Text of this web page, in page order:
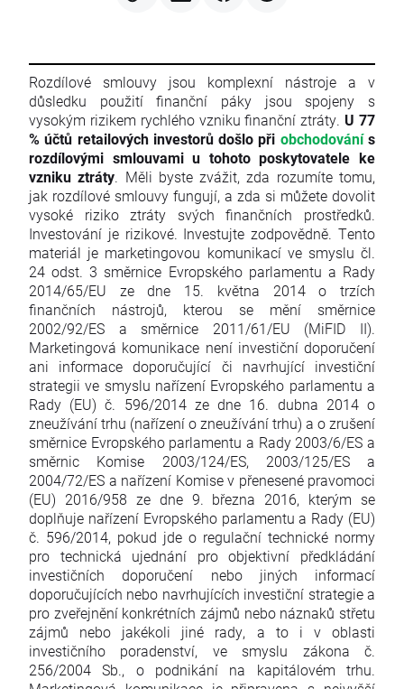
Rozdílové smlouvy jsou komplexní nástroje a v
důsledku použití finanční páky jsou spojeny s
vysokým rizikem rychlého vzniku finanční ztráty. U 77
% účtů retailových investorů došlo při obchodovánís
rozdílovými smlouvami u tohoto poskytovatele ke
vzniku ztráty. Měli byste zvážit, zda rozumíte tomu,
jak rozdílové smlouvy fungují, a zda si můžete dovolit
vysoké riziko ztráty svých finančních prostředků.
Investování je rizikové. Investujte zodpovědně. Tento
materiál je marketingovou komunikací ve smyslu čl.
24 odst. 3 směrnice Evropského parlamentu a Rady
2014/65/EU ze dne 15. května 2014 o trzích
finančních nástrojů, kterou se mění směrnice
2002/92/ES a směrnice 2011/61/EU (MiFID II).
Marketingová komunikace není investiční doporučení
ani informace doporučující či navrhující investiční
strategii ve smyslu nařízení Evropského parlamentu a
Rady (EU) č. 596/2014 ze dne 16. dubna 2014 o
zneužívání trhu (nařízení o zneužívání trhu) a o zrušení
směrnice Evropského parlamentu a Rady 2003/6/ES a
směrnic Komise 2003/124/ES, 2003/125/ES a
2004/72/ES a nařízení Komise v přenesené pravomoci
(EU) 2016/958 ze dne 9. března 2016, kterým se
doplňuje nařízení Evropského parlamentu a Rady (EU)
č. 596/2014, pokud jde o regulační technické normy
pro technická ujednání pro objektivní předkládání
investičních doporučení nebo jiných informací
doporučujících nebo navrhujících investiční strategie a
pro zveřejnění konkrétních zájmů nebo náznaků střetu
zájmů nebo jakékoli jiné rady, a to i v oblasti
investičního poradenství, ve smyslu zákona č.
256/2004 Sb., o podnikání na kapitálovém trhu.